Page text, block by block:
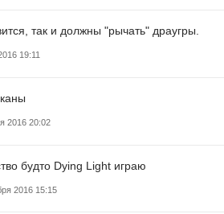
так и должны "рычать" драугры.
19:11
2016 20:02
будто Dying Light играю
2016 15:15